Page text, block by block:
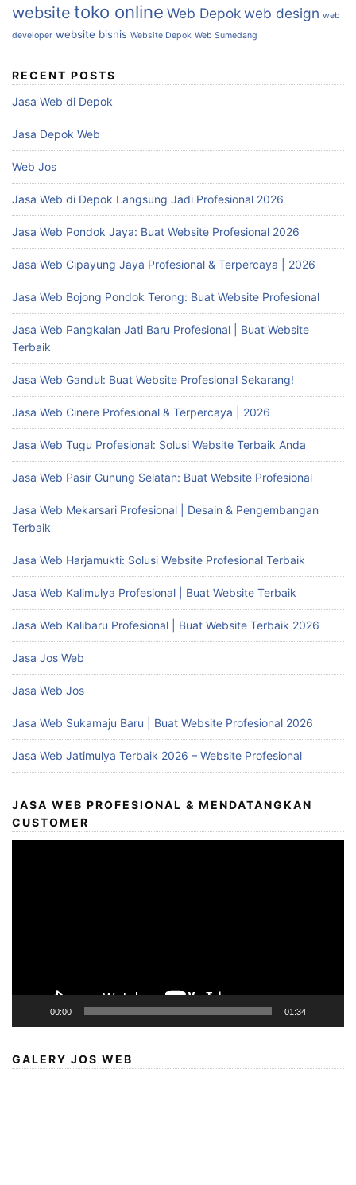
website toko online Web Depokweb design web
developer website bisnis Website Depok Web Sumedang
RECENT POSTS
Jasa Web di Depok
Jasa Depok Web
Web Jos
Jasa Web di Depok Langsung Jadi Profesional 2026
Jasa Web Pondok Jaya: Buat Website Profesional 2026
Jasa Web Cipayung Jaya Profesional & Terpercaya | 2026
Jasa Web Bojong Pondok Terong: Buat Website Profesional
Jasa Web Pangkalan Jati Baru Profesional | Buat Website
Terbaik
Jasa Web Gandul: Buat Website Profesional Sekarang!
Jasa Web Cinere Profesional & Terpercaya | 2026
Jasa Web Tugu Profesional: Solusi Website Terbaik Anda
Jasa Web Pasir Gunung Selatan: Buat Website Profesional
Jasa Web Mekarsari Profesional | Desain & Pengembangan
Terbaik
Jasa Web Harjamukti: Solusi Website Profesional Terbaik
Jasa Web Kalimulya Profesional | Buat Website Terbaik
Jasa Web Kalibaru Profesional | Buat Website Terbaik 2026
Jasa Jos Web
Jasa Web Jos
Jasa Web Sukamaju Baru | Buat Website Profesional 2026
Jasa Web Jatimulya Terbaik 2026 – Website Profesional
JASA WEB PROFESIONAL & MENDATANGKAN
CUSTOMER
00:00 01:34
GALERY JOS WEB